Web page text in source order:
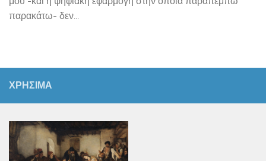
παρακάτω- δεν...
ΧΡΗΣΙΜΑ